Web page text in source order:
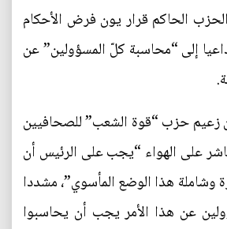
الحاكم قرار يون فرض الأحكام
إلى “محاسبة كلّ المسؤولين” عن
زعيم حزب “قوة الشعب” للصحافيين
على الهواء “يجب على الرئيس أن
هذا الوضع المأسوي”، مشددا
عن هذا الأمر يجب أن يحاسبوا